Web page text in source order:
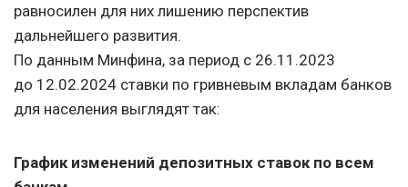
равносилен для них лишению перспектив
дальнейшего развития.
По данным Минфина, за период с 26.11.2023
до 12.02.2024 ставки по гривневым вкладам банков
для населения выглядят так:
График изменений депозитных ставок по всем